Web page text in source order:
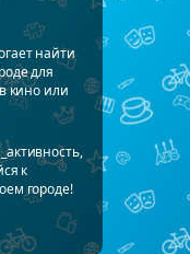
найти
для
кино или
к
городе!